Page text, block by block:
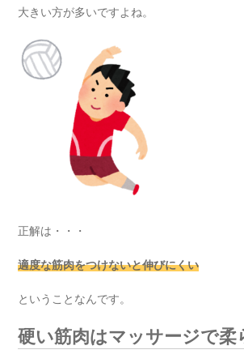
大きい方が多いですよね。
正解は・・・
適度な筋肉をつけないと伸びにくい
ということなんです。
硬い筋肉はマッサージで柔